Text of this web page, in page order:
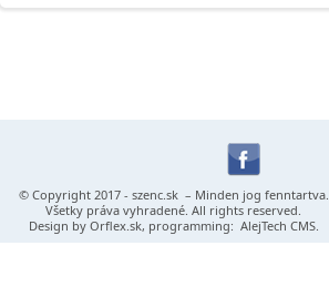
© Copyright 2017 - szenc.sk– Minden jog fenntartva.
Všetky práva vyhradené. All rights reserved.
Design by Orflex.sk, programming: AlejTech CMS.